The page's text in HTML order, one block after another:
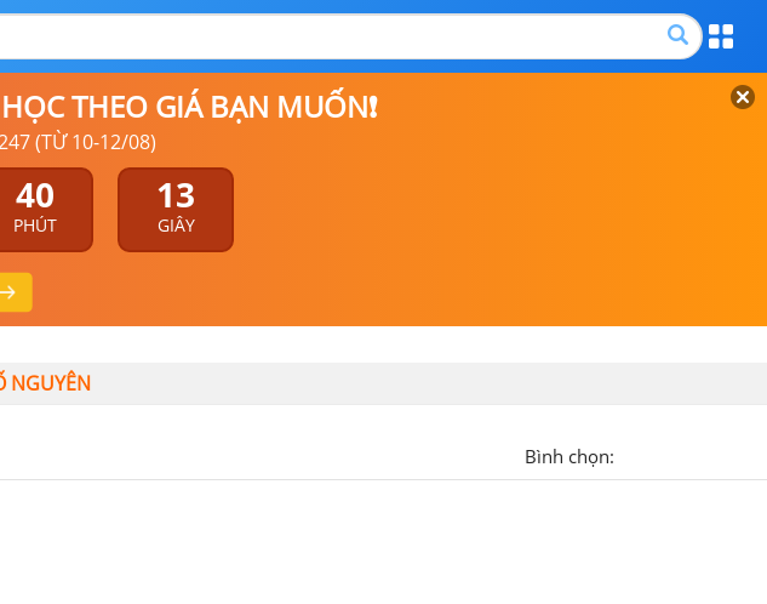
THEO GIÁ BẠN MUỐN❗
(TỪ 10-12/08)
40
PHÚT
12
GIÂY
NGUYÊN
Bình chọn: